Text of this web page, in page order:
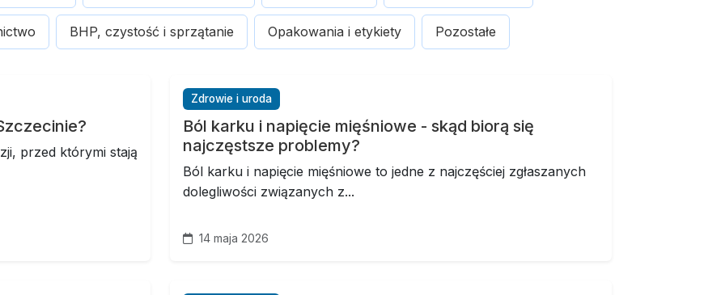
BHP, czystość i sprzątanie Opakowania i etykiety Pozostałe
przed którymi stają
Zdrowie i uroda
Ból karku i napięcie mięśniowe - skąd biorą się
najczęstsze problemy?
Ból karku i napięcie mięśniowe to jedne z najczęściej zgłaszanych
dolegliwości związanych z...
14 maja 2026